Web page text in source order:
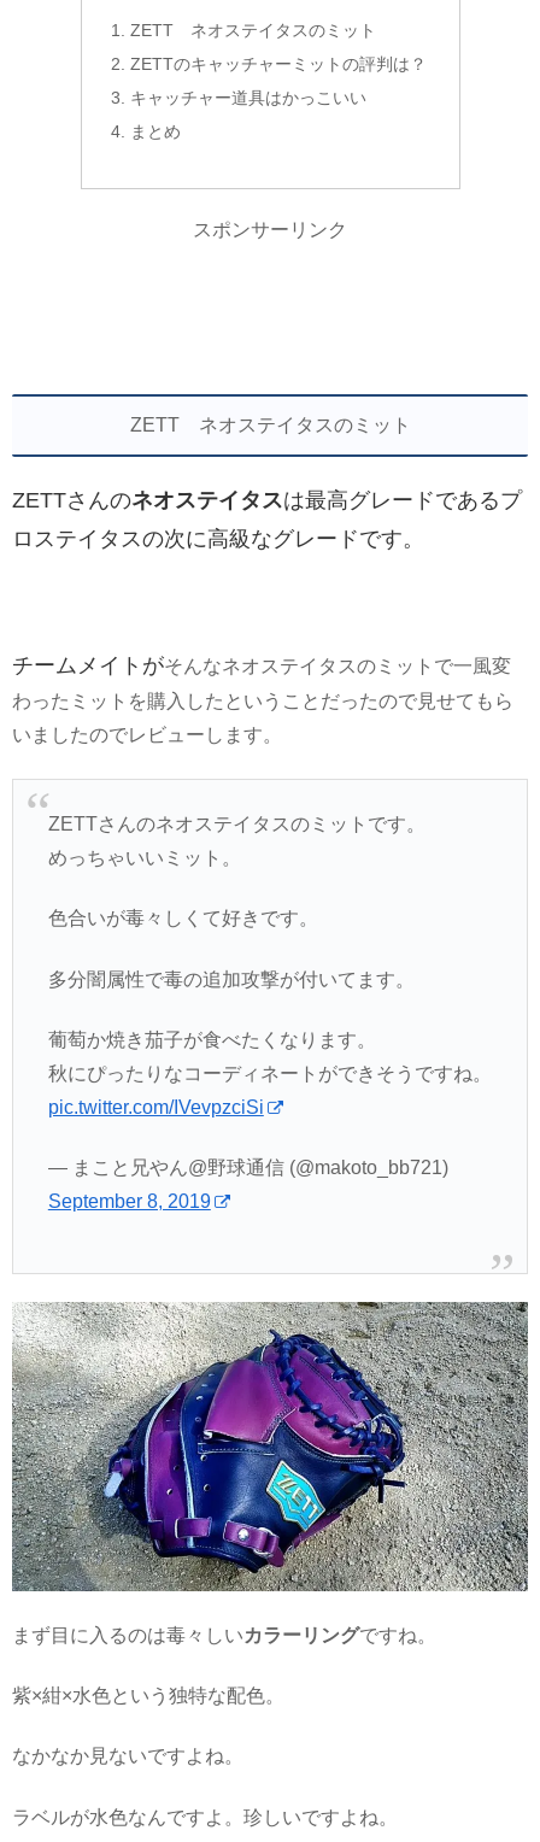
ZETT ネオステイタスのミット
ZETTのキャッチャーミットの評判は？
キャッチャー道具はかっこいい
まとめ
スポンサーリンク
ZETT ネオステイタスのミット
ZETTさんのネオステイタスは最高グレードであるプ
ロステイタスの次に高級なグレードです。
チームメイトがそんなネオステイタスのミットで一風変
わったミットを購入したということだったので見せてもら
いましたのでレビューします。
ZETTさんのネオステイタスのミットです。
めっちゃいいミット。
色合いが毒々しくて好きです。
多分闇属性で毒の追加攻撃が付いてます。
葡萄か焼き茄子が食べたくなります。
秋にぴったりなコーディネートができそうですね。
pic.twitter.com/IVevpzciSi
— まこと兄やん@野球通信 (@makoto_bb721)
September 8, 2019
まず目に入るのは毒々しいカラーリングですね。
紫×紺×水色という独特な配色。
なかなか見ないですよね。
ラベルが水色なんですよ。珍しいですよね。